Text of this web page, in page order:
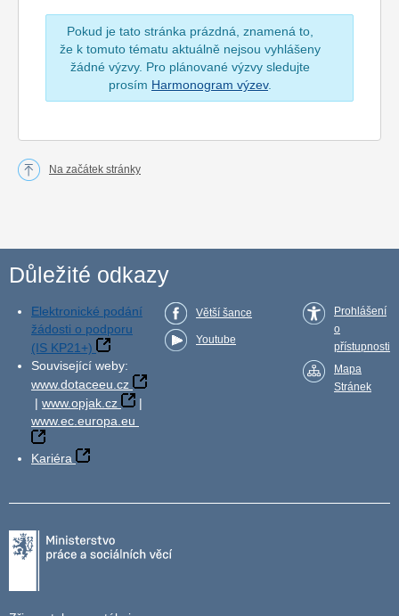
Pokud je tato stránka prázdná, znamená to,
že k tomuto tématu aktuálně nejsou vyhlášeny
žádné výzvy. Pro plánované výzvy sledujte
prosím Harmonogram výzev.
Na začátek stránky
Důležité odkazy
Elektronické podání
žádosti o podporu
(IS KP21+)
Související weby:
www.dotaceeu.cz
| www.opjak.cz
|
www.ec.europa.eu
Kariéra
Větší šance
Youtube
Prohlášení
o
přístupnosti
Mapa
Stránek